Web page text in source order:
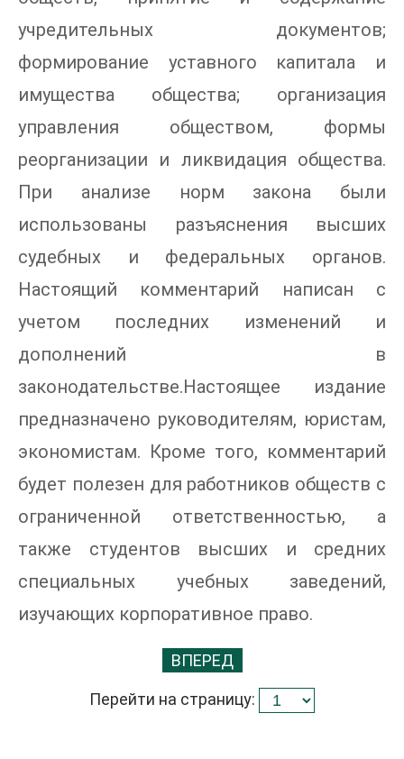
учредительных документов;
формирование уставного капитала и
имущества общества; организация
управления обществом, формы
реорганизации и ликвидация общества.
При анализе норм закона были
использованы разъяснения высших
судебных и федеральных органов.
Настоящий комментарий написан с
учетом последних изменений и
дополнений в
законодательстве.Настоящее издание
предназначено руководителям, юристам,
экономистам. Кроме того, комментарий
будет полезен для работников обществ с
ограниченной ответственностью, а
также студентов высших и средних
специальных учебных заведений,
изучающих корпоративное право.
ВПЕРЕД
Перейти на страницу: